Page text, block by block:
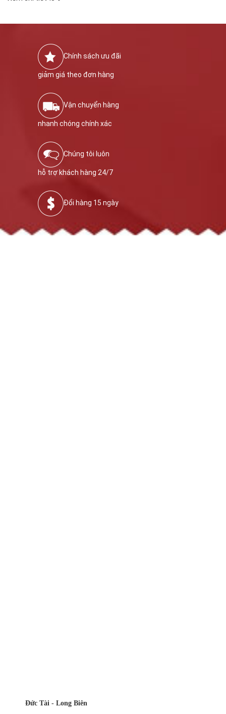
Chính sách ưu đãi
giảm giá theo đơn hàng
Vận chuyển hàng
nhanh chóng chính xác
Chúng tôi luôn
hỗ trợ khách hàng 24/7
Đổi hàng 15 ngày
Đức Tài - Long Biên